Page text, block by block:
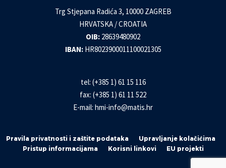
Trg Stjepana Radića 3, 10000 ZAGREB
HRVATSKA / CROATIA
OIB: 28639480902
IBAN: HR8023900011100021305
tel: (+385 1) 61 15 116
fax: (+385 1) 61 11 522
E-mail: hmi-info@matis.hr
Pravila privatnosti i zaštite podataka
Upravljanje kolačićima
Pristup informacijama
Korisni linkovi EU projekti